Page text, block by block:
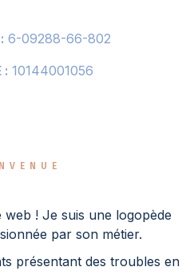
6-09288-66-802
: 10144001056
! Je suis une logopède
par son métier.
présentant des troubles en